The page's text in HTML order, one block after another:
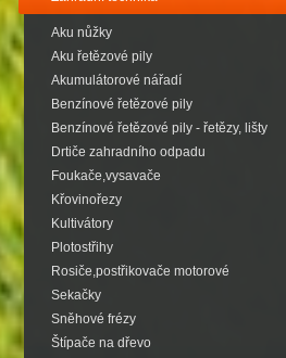
Aku nůžky
Aku řetězové pily
Akumulátorové nářadí
Benzínové řetězové pily
Benzínové řetězové pily - řetězy, lišty
Drtiče zahradního odpadu
Foukače,vysavače
Křovinořezy
Kultivátory
Plotostřihy
Rosiče,postřikovače motorové
Sekačky
Sněhové frézy
Štípače na dřevo